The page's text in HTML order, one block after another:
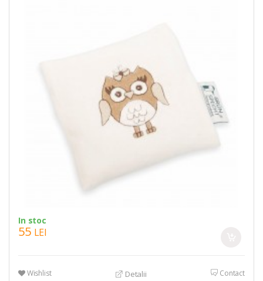
In stoc
55 LEI
Wishlist Detalii Contact